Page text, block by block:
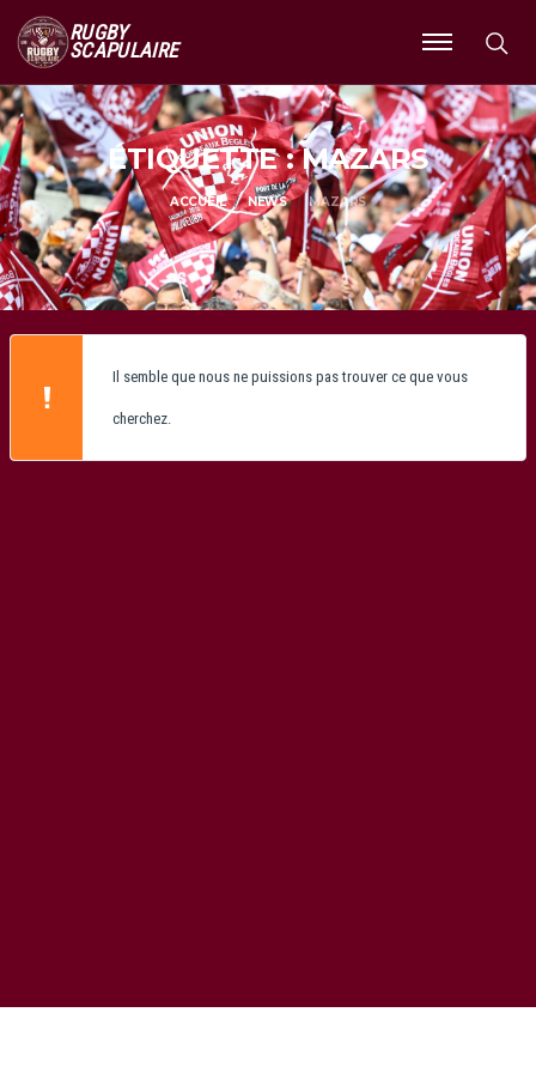
RUGBY
SCAPULAIRE
Ouvrir
le
menu
ÉTIQUETTE : MAZARS
ACCUEIL NEWS MAZARS
Il semble que nous ne puissions pas trouver ce que vous
cherchez.